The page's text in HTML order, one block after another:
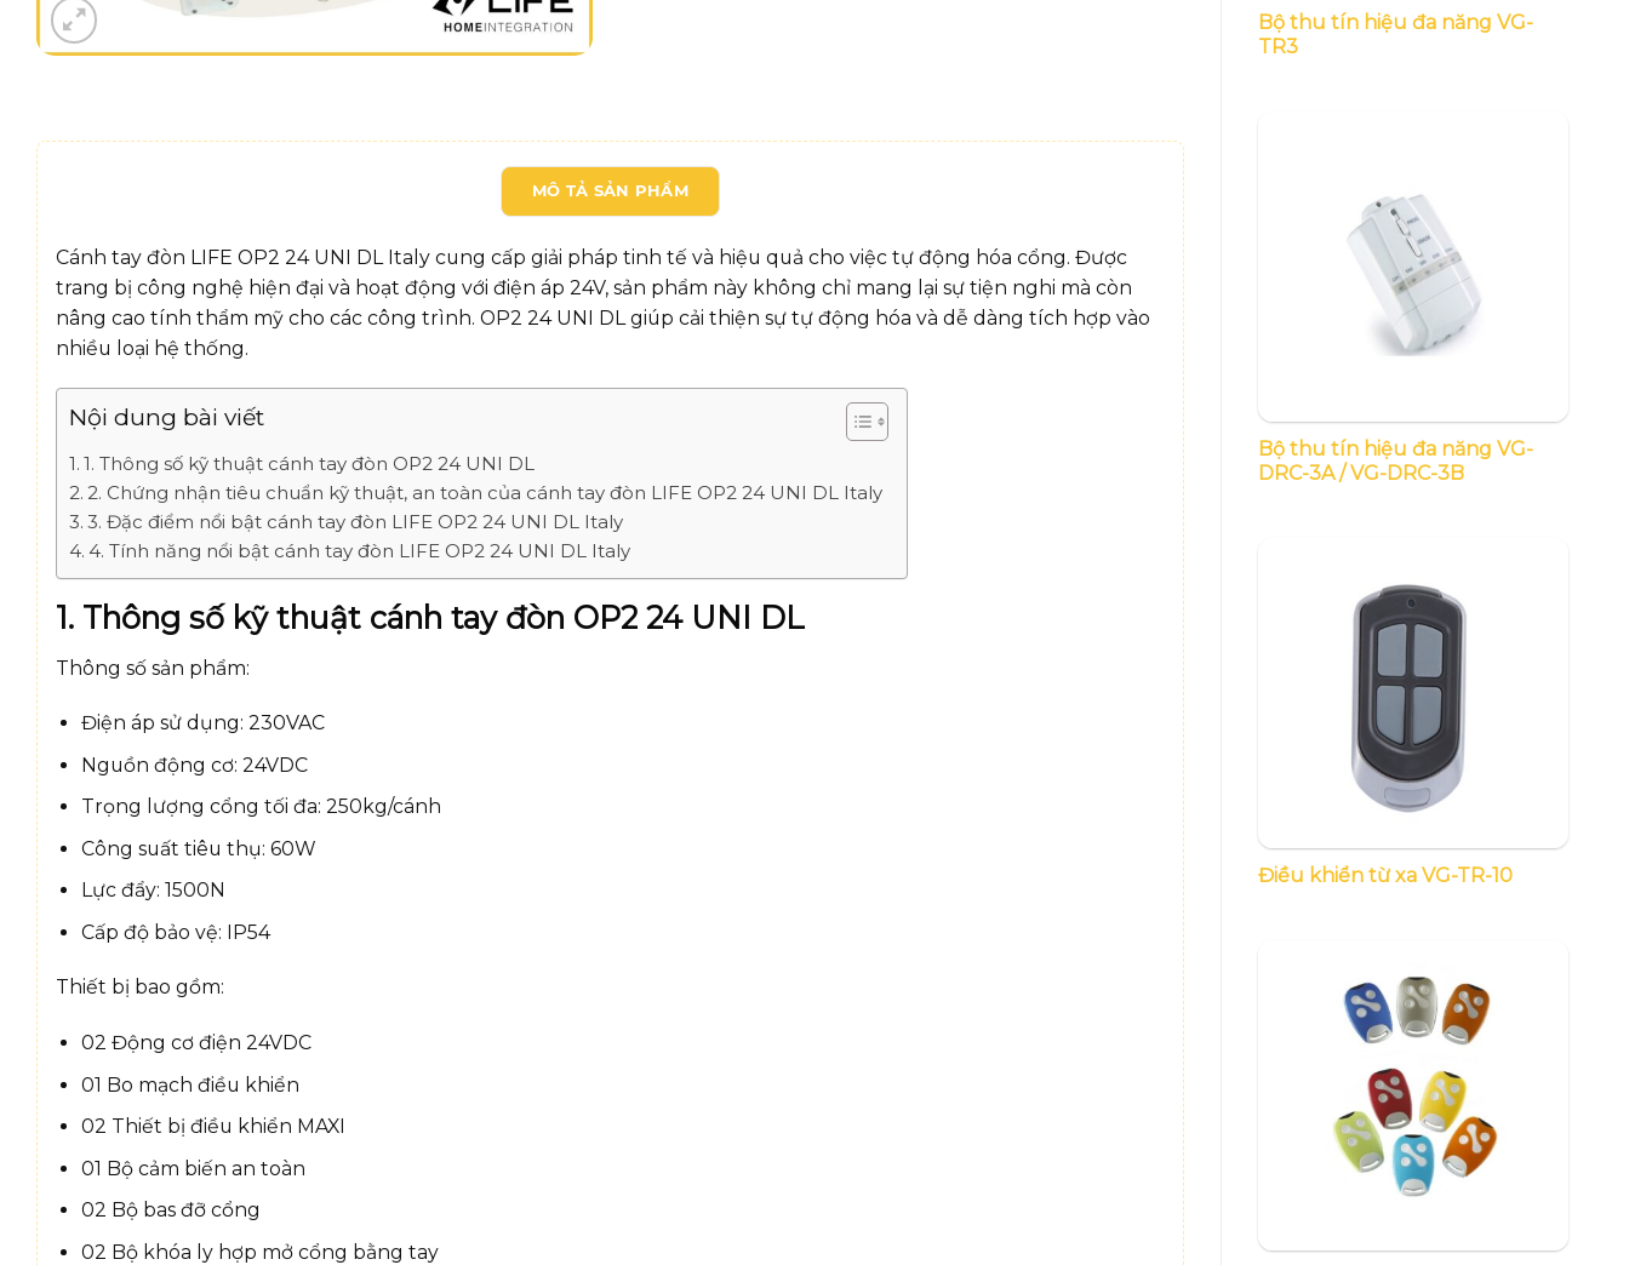
Bộ thu tín hiệu đa năng VG-
TR3
Bộ thu tín hiệu đa năng VG-
DRC-3A / VG-DRC-3B
Điều khiển từ xa VG-TR-10
MÔ TẢ SẢN PHẨM
Cánh tay đòn LIFE OP2 24 UNI DL Italy cung cấp giải pháp tinh tế và hiệu quả cho việc tự động hóa cổng. Được
trang bị công nghệ hiện đại và hoạt động với điện áp 24V, sản phẩm này không chỉ mang lại sự tiện nghi mà còn
nâng cao tính thẩm mỹ cho các công trình. OP2 24 UNI DL giúp cải thiện sự tự động hóa và dễ dàng tích hợp vào
nhiều loại hệ thống.
Nội dung bài viết
1. Thông số kỹ thuật cánh tay đòn OP2 24 UNI DL
2. Chứng nhận tiêu chuẩn kỹ thuật, an toàn của cánh tay đòn LIFE OP2 24 UNI DL Italy
3. Đặc điểm nổi bật cánh tay đòn LIFE OP2 24 UNI DL Italy
4. Tính năng nổi bật cánh tay đòn LIFE OP2 24 UNI DL Italy
1. Thông số kỹ thuật cánh tay đòn OP2 24 UNI DL
Thông số sản phẩm:
Điện áp sử dụng: 230VAC
Nguồn động cơ: 24VDC
Trọng lượng cổng tối đa: 250kg/cánh
Công suất tiêu thụ: 60W
Lực đẩy: 1500N
Cấp độ bảo vệ: IP54
Thiết bị bao gồm:
02 Động cơ điện 24VDC
01 Bo mạch điều khiển
02 Thiết bị điều khiển MAXI
01 Bộ cảm biến an toàn
02 Bộ bas đỡ cổng
02 Bộ khóa ly hợp mở cổng bằng tay